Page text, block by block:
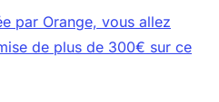
par Orange, vous allez
de plus de 300€ sur ce